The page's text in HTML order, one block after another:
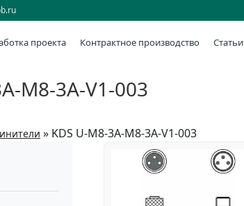
проекта Контрактное производство Статьи
M8-3A-V1-003
» KDS U-M8-3A-M8-3A-V1-003